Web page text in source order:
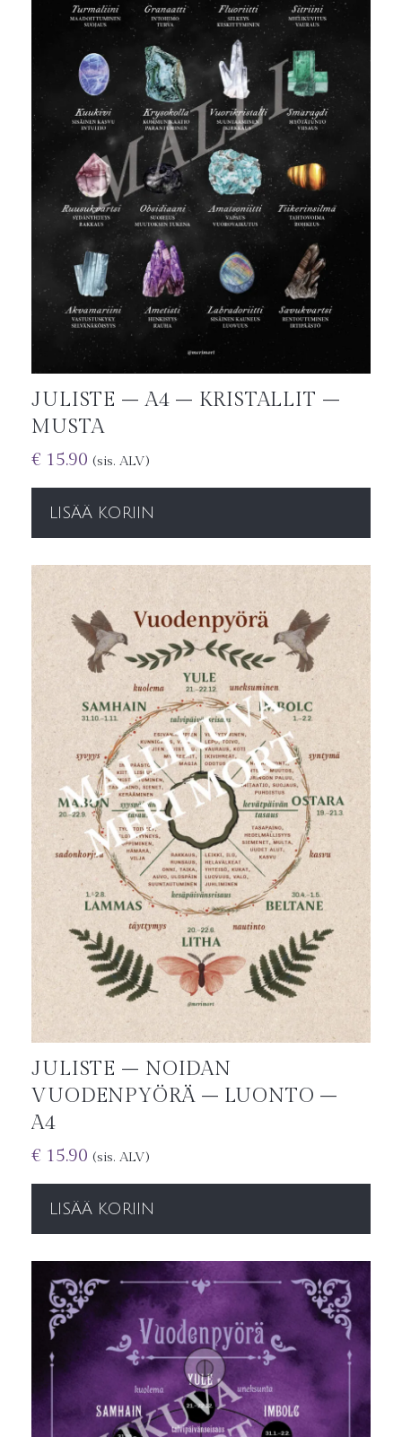
JULISTE – A4 – KRISTALLIT –
MUSTA
€ 15.90 (sis. ALV)
LISÄÄ KORIIN
JULISTE – NOIDAN
VUODENPYÖRÄ – LUONTO –
A4
€ 15.90 (sis. ALV)
LISÄÄ KORIIN